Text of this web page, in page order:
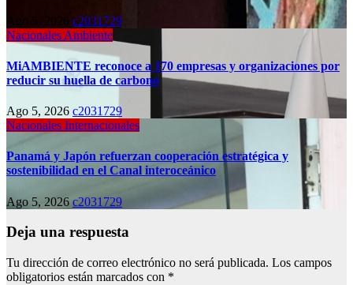
Ago 5, 2026 c2031729
Nacionales Ambiente
MiAMBIENTE reconoce a 170 empresas y organizaciones por
reducir su huella de carbono
Ago 5, 2026 c2031729
Nacionales Internacionales
Panamá y Japón refuerzan cooperación estratégica y
sostenibilidad en el Canal interoceánico
Ago 5, 2026 c2031729
Deja una respuesta
Tu dirección de correo electrónico no será publicada. Los campos
obligatorios están marcados con *